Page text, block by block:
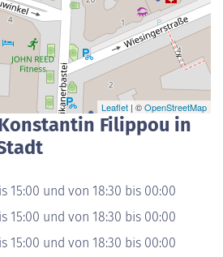
Leaflet | ©OpenStreetMap
Filippou in
15:00 und von 18:30 bis 00:00
15:00 und von 18:30 bis 00:00
15:00 und von 18:30 bis 00:00